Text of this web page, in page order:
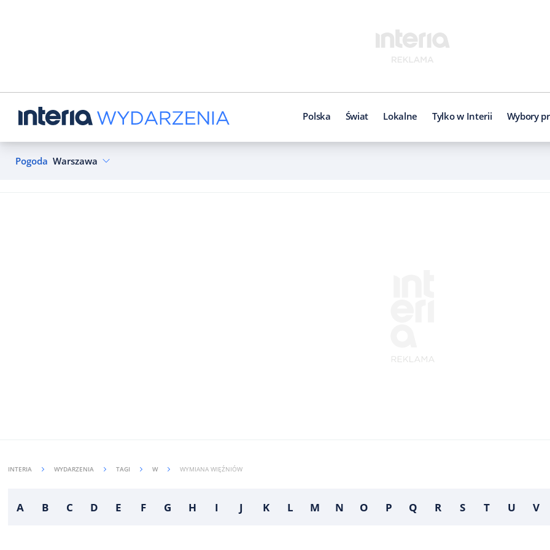
Polska Świat Lokalne Tylko w Interii Wybory
Pogoda Warszawa
INTERIA WYDARZENIA TAGI W WYMIANA WIĘŹNIÓW
A B C D E F G H I J K L M N O P Q R S T U V